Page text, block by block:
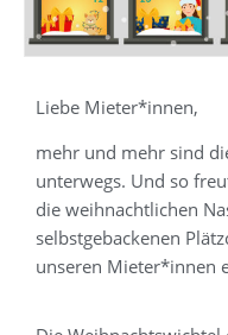
Liebe Mieter*innen,
mehr und mehr sind
unterwegs. Und so
die weihnachtlichen
selbstgebackenen
unseren Mieter*innen